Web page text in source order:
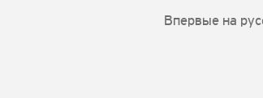
Впервые на